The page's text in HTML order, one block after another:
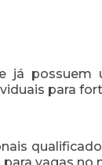
já possuem
para